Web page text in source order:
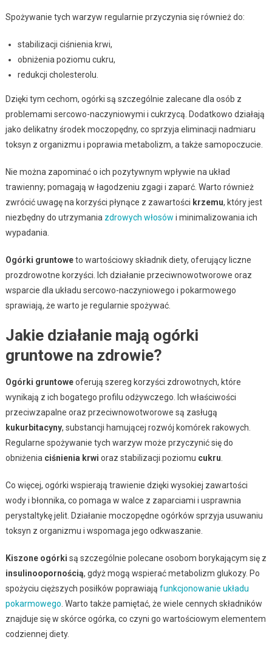
Spożywanie tych warzyw regularnie przyczynia się również do:
stabilizacji ciśnienia krwi,
obniżenia poziomu cukru,
redukcji cholesterolu.
Dzięki tym cechom, ogórki są szczególnie zalecane dla osób z
problemami sercowo-naczyniowymi i cukrzycą. Dodatkowo działają
jako delikatny środek moczopędny, co sprzyja eliminacji nadmiaru
toksyn z organizmu i poprawia metabolizm, a także samopoczucie.
Nie można zapominać o ich pozytywnym wpływie na układ
trawienny; pomagają w łagodzeniu zgagi i zaparć. Warto również
zwrócić uwagę na korzyści płynące z zawartości krzemu, który jest
niezbędny do utrzymania zdrowych włosów i minimalizowania ich
wypadania.
Ogórki gruntoweto wartościowy składnik diety, oferujący liczne
prozdrowotne korzyści. Ich działanie przeciwnowotworowe oraz
wsparcie dla układu sercowo-naczyniowego i pokarmowego
sprawiają, że warto je regularnie spożywać.
Jakie działanie mają ogórki
gruntowe na zdrowie?
Ogórki gruntoweoferują szereg korzyści zdrowotnych, które
wynikają z ich bogatego profilu odżywczego. Ich właściwości
przeciwzapalne oraz przeciwnowotworowe są zasługą
kukurbitacyny, substancji hamującej rozwój komórek rakowych.
Regularne spożywanie tych warzyw może przyczynić się do
obniżenia ciśnienia krwi oraz stabilizacji poziomu cukru.
Co więcej, ogórki wspierają trawienie dzięki wysokiej zawartości
wody i błonnika, co pomaga w walce z zaparciami i usprawnia
perystaltykę jelit. Działanie moczopędne ogórków sprzyja usuwaniu
toksyn z organizmu i wspomaga jego odkwaszanie.
Kiszone ogórki są szczególnie polecane osobom borykającym się z
insulinoopornością, gdyż mogą wspierać metabolizm glukozy. Po
spożyciu cięższych posiłków poprawiają funkcjonowanie układu
pokarmowego. Warto także pamiętać, że wiele cennych składników
znajduje się w skórce ogórka, co czyni go wartościowym elementem
codziennej diety.